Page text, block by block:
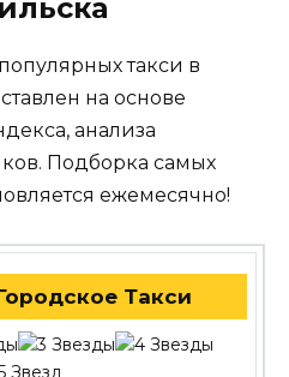
такси в
на основе
анализа
Подборка самых
ежемесячно!
Такси